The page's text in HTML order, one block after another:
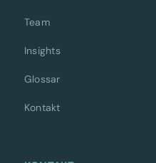
Team
Insights
Glossar
Kontakt